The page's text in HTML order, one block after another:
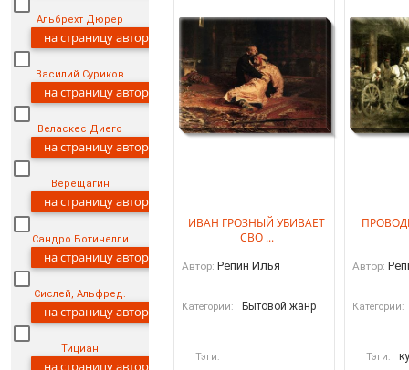
Альбрехт Дюрер
на страницу автора
Василий Суриков
на страницу автора
Веласкес Диего
на страницу автора
Верещагин
на страницу автора
Сандро Ботичелли
на страницу автора
Сислей, Альфред.
на страницу автора
Тициан
на страницу автора
ИВАН ГРОЗНЫЙ УБИВАЕТ
СВО ...
Автор: Репин Илья
Категории: Бытовой жанр
Тэги:
Автор:
Категории:
Тэги: